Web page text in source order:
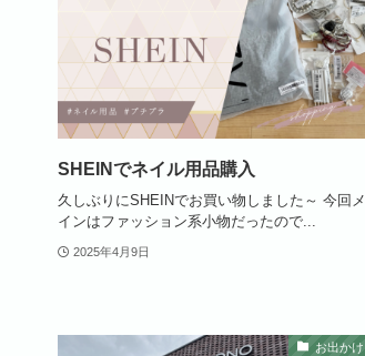
SHEINでネイル用品購入
久しぶりにSHEINでお買い物しました～ 今回メ
インはファッション系小物だったので...
2025年4月9日
お出かけ